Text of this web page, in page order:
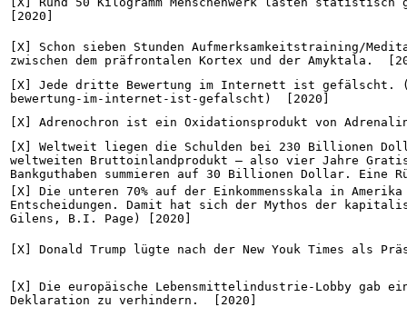
[2020]
[X] Schon sieben Stunden Aufmerksamkeitstraining/
zwischen dem präfrontalen Kortex und der Amyktala.
[X] Jede dritte Bewertung im Internett ist gefälscht.
bewertung-im-internet-ist-gefalscht)  [2020]
[X] Adrenochron ist ein Oxidationsprodukt von
[X] Weltweit liegen die Schulden bei 230 Billionen
weltweiten Bruttoinlandprodukt – also vier Jahre
Bankguthaben summieren auf 30 Billionen Dollar. Eine
[X] Die unteren 70% auf der Einkommensskala in
Entscheidungen. Damit hat sich der Mythos der
Gilens, B.I. Page) [2020]
[X] Donald Trump lügte nach der New Youk Times als
[X] Die europäische Lebensmittelindustrie-Lobby gab
Deklaration zu verhindern.  [2020]